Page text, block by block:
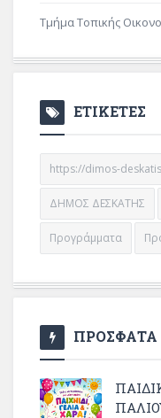
Τμήμα Τοπικής
ΕΤΙΚΕΤΕΣ
https://dimos-
ΔΗΜΟΣ ΔΕΣΚΑΤΗΣ
Προγράμματα
ΠΡΟΣΦΑΤΑ